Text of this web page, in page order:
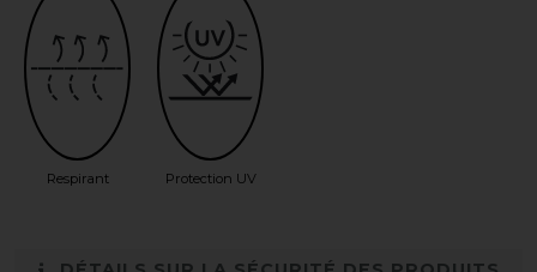
Respirant Protection UV